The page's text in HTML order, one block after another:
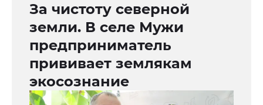
За чистоту северной
земли. В селе Мужи
предприниматель
прививает землякам
экосознание